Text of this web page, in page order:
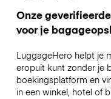
Onze
voor je
LuggageHero helpt je
eropuit kunt zonder je
boekingsplatform en
in een winkel, hotel of